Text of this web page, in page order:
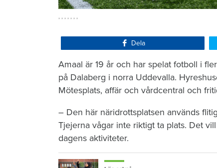
, , , , , , ,
Dela
Amaal är 19 år och har spelat fotboll i
på Dalaberg i norra Uddevalla.
Mötesplats, affär och vårdcentral och
– Den här näridrottsplatsen används
Tjejerna vågar inte riktigt ta plats. Det
dagens aktiviteter.